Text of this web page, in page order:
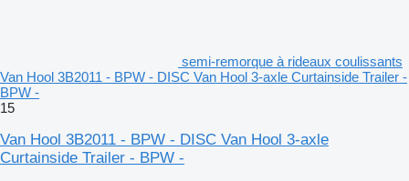
semi-remorque à rideaux coulissants
Van Hool 3B2011 - BPW - DISC Van Hool 3-axle Curtainside Trailer -
BPW -
15
Van Hool 3B2011 - BPW - DISC Van Hool 3-axle
Curtainside Trailer - BPW -